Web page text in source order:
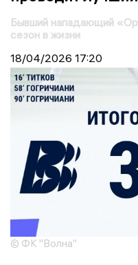
Бывший нападающий
сезон в жизни
18/04/2026 17:20
© ФК "Волна"